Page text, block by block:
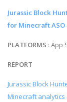
Jurassic Block
for Minecraft
PLATFORMS : App
REPORT
Jurassic Block
Minecraft analytics